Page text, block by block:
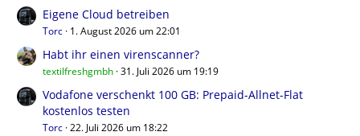
Eigene Cloud betreiben
Torc 1. August 2026 um 22:01
Habt ihr einen virenscanner?
textilfreshgmbh 31. Juli 2026 um 19:19
Vodafone verschenkt 100 GB: Prepaid-Allnet-Flat
kostenlos testen
Torc 22. Juli 2026 um 18:22